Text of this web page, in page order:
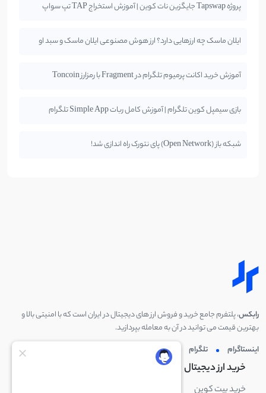
پروژه Tapswap جایگزین نات کوین | آموزش استخراج TAP تپ سواپ
ایلان ماسک چه ارزهایی دارد؟ ارز هوش مصنوعی ایلان ماسک و سبد او
آموزش خرید اکانت پرمیوم تلگرام در Fragment با رمزارز Toncoin
بازی سیمپل کوین تلگرام | آموزش کامل ربات Simple App تلگرام
شبکه باز (Open Network) پای نتورک راه اندازی شد!
رابکس، پلتفرم جامع خرید و فروش ارز های دیجیتال در ایران است که با امنیتی بالا و
بهترین قیمت می توانید در آن به معامله بپردازید.
اینستاگرام
تلگرام توئیتر
خرید ارز دیجیتال
خرید بیت کوین